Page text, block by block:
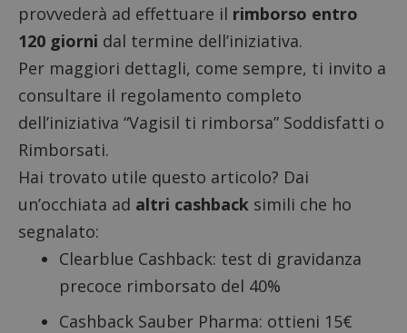
provvederà ad effettuare il rimborso entro
120 giorni dal termine dell’iniziativa.
Per maggiori dettagli, come sempre, ti invito a
consultare il regolamento completo
dell’iniziativa “Vagisil ti rimborsa” Soddisfatti o
Rimborsati.
Hai trovato utile questo articolo? Dai
un’occhiata ad altri cashback simili che ho
segnalato:
Clearblue Cashback: test di gravidanza
precoce rimborsato del 40%
Cashback Sauber Pharma: ottieni 15€